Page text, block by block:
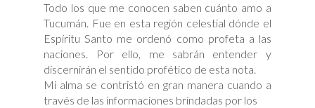
Todo los que me conocen saben cuánto amo a
Tucumán. Fue en esta región celestial dónde el
Espíritu Santo me ordenó como profeta a las
naciones. Por ello, me sabrán entender y
discernirán el sentido profético de esta nota.
Mi alma se contristó en gran manera cuando a
través de las informaciones brindadas por los